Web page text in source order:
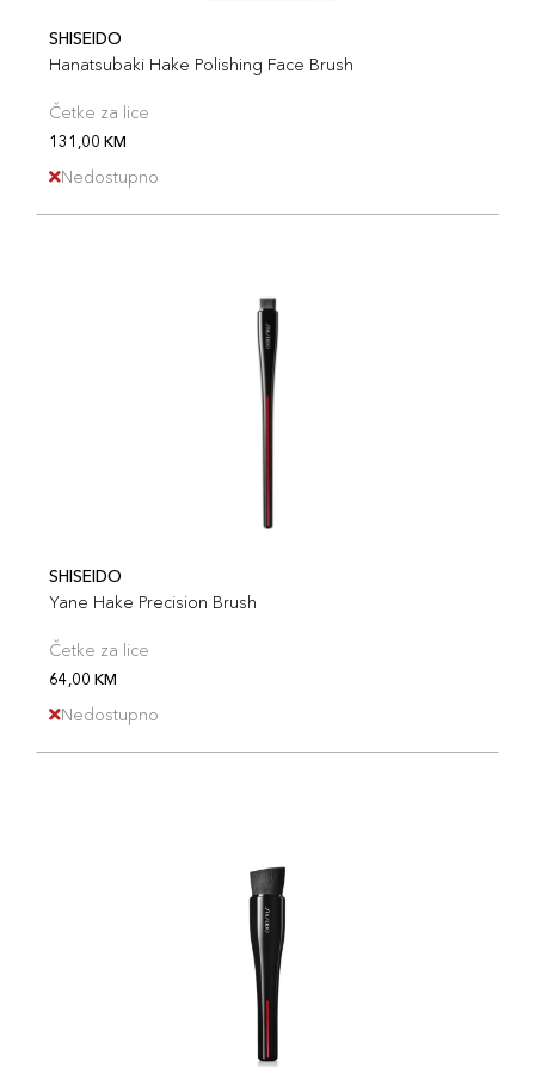
SHISEIDO
Hanatsubaki Hake Polishing Face Brush
Četke za lice
131,00 KM
Nedostupno
SHISEIDO
Yane Hake Precision Brush
Četke za lice
64,00 KM
Nedostupno